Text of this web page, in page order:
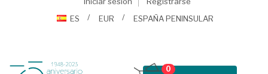
ES
EUR ESPAÑA PENINSULAR
0